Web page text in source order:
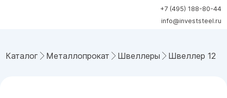
+7 (495) 188-80-44
info@investsteel.ru
Каталог Металлопрокат Швеллеры Швеллер 12 П